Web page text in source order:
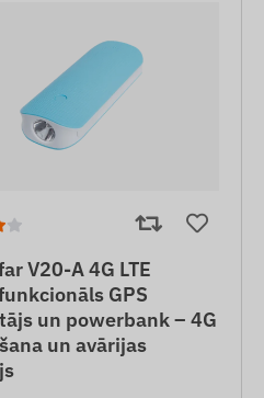
V20-A 4G LTE
GPS
un powerbank – 4G
un avārijas